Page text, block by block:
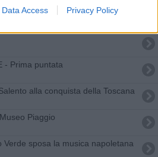
Data Access Privacy Policy
Caprona e la Verruca DIRETTA
- Prima puntata
alla conquista della Toscana
Piaggio
Verde sposa la musica napoletana